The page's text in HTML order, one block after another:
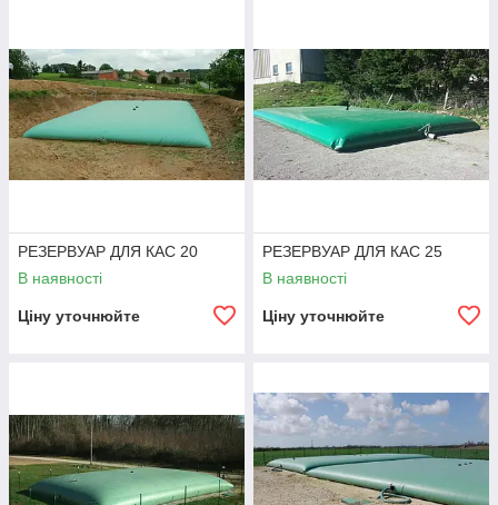
РЕЗЕРВУАР ДЛЯ КАС 20
В наявності
Ціну уточнюйте
РЕЗЕРВУАР ДЛЯ КАС 25
В наявності
Ціну уточнюйте